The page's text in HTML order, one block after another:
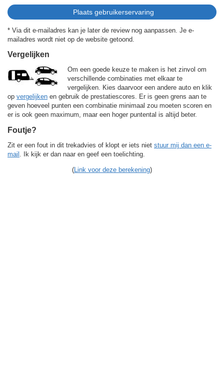
* Via dit e-mailadres kan je later de review nog aanpassen. Je e-
mailadres wordt niet op de website getoond.
Vergelijken
Om een goede keuze te maken is het zinvol om
verschillende combinaties met elkaar te
vergelijken. Kies daarvoor een andere auto en klik
op vergelijken en gebruik de prestatiescores. Er is geen grens aan te
geven hoeveel punten een combinatie minimaal zou moeten scoren en
er is ook geen maximum, maar een hoger puntental is altijd beter.
Foutje?
Zit er een fout in dit trekadvies of klopt er iets niet stuur mij dan een e-
mail
. Ik kijk er dan naar en geef een toelichting.
( Link voor deze berekening)